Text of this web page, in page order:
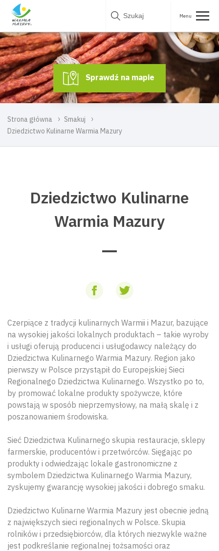
Skip
Strona główna
Smakuj
Dziedzictwo Kulinarne Warmia Mazury
Sprawdź na mapie
Dziedzictwo Kulinarne
Warmia Mazury
Czerpiące z tradycji kulinarnych Warmii i Mazur, bazujące
na wysokiej jakości lokalnych produktach – takie wyroby
i usługi oferują producenci i usługodawcy należący do
Dziedzictwa Kulinarnego Warmia Mazury. Region jako
pierwszy w Polsce przystąpił do Europejskiej Sieci
Regionalnego Dziedzictwa Kulinarnego. Wszystko po to,
by promować lokalne produkty spożywcze, które
powstają w sposób nieprzemysłowy, na małą skalę i z
poszanowaniem środowiska.
Sieć Dziedzictwa Kulinarnego skupia restauracje, sklepy
farmerskie, producentów i przetwórców. Sięgając po
produkty i odwiedzając lokale gastronomiczne z
symbolem Dziedzictwa Kulinarnego Warmia Mazury,
zyskujemy gwarancję wysokiej jakości i dobrego smaku.
Dziedzictwo Kulinarne Warmia Mazury jest obecnie jedną
z największych sieci regionalnych w Polsce. Skupia
rolników i przedsiębiorców, dla których niezwykle ważne
jest podkreślanie regionalnej tożsamości oraz